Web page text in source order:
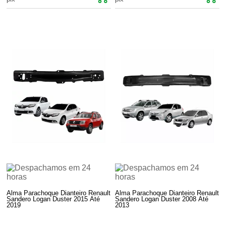
Alma Parachoque Dianteiro Renault
Sandero Logan Duster 2015 Até
2019
Alma Parachoque Dianteiro Renault
Sandero Logan Duster 2008 Até
2013